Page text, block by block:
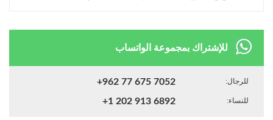
للإشتراك بمجموعة الواتساب
للرجال: +962 77 675 7052
للنساء: +1 202 913 6892